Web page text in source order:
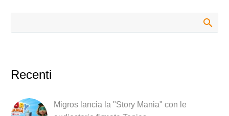
Recenti
Migros lancia la "Story Mania" con le